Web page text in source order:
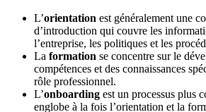
L’orientation est généralement une
d’introduction qui couvre les
l’entreprise, les politiques et les
La formation se concentre sur le
compétences et des connaissances
rôle professionnel.
L’onboarding est un processus plus
englobe à la fois l’orientation et la